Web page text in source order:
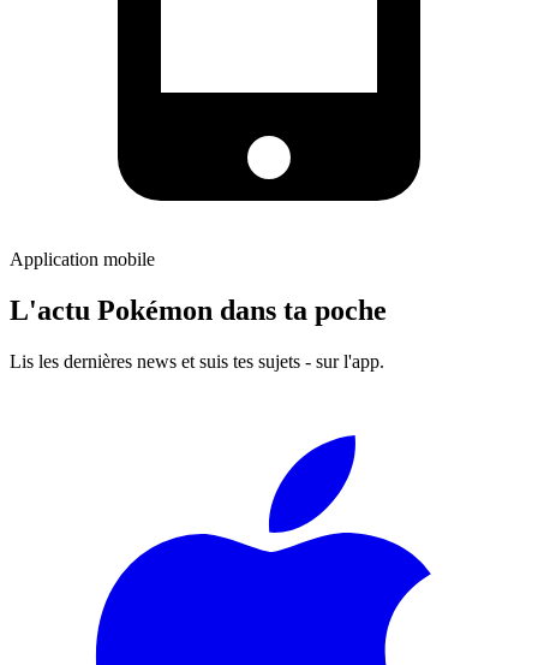
Application mobile
L'actu Pokémon dans ta poche
Lis les dernières news et suis tes sujets - sur l'app.